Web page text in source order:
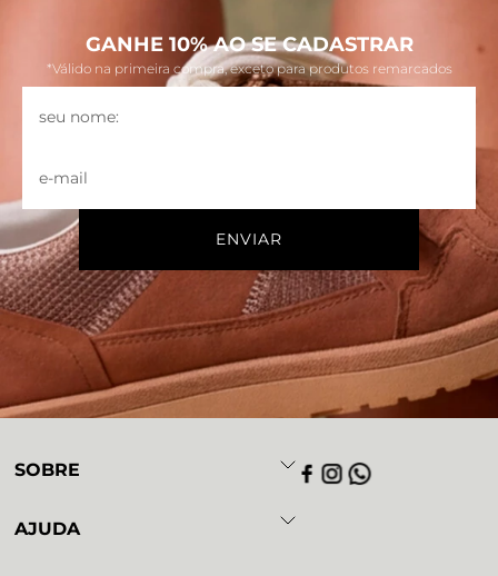
GANHE 10% AO SE CADASTRAR
*Válido na primeira compra, exceto para produtos remarcados
SOBRE
AJUDA